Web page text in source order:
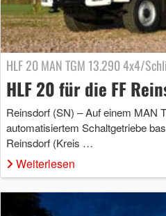
HLF 20 MAN TGM 13.290 4x4/
HLF 20 für die FF
Reinsdorf (SN) – Auf einem MAN
automatisiertem Schaltgetriebe
Reinsdorf (Kreis …
Weiterlesen